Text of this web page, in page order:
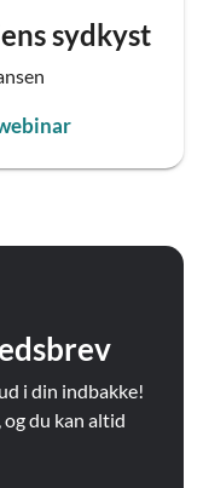
sydkyst
i din indbakke!
du kan altid